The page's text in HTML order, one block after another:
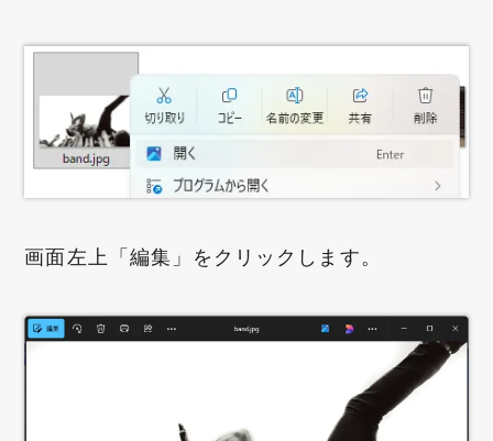
画面左上「編集」をクリックします。